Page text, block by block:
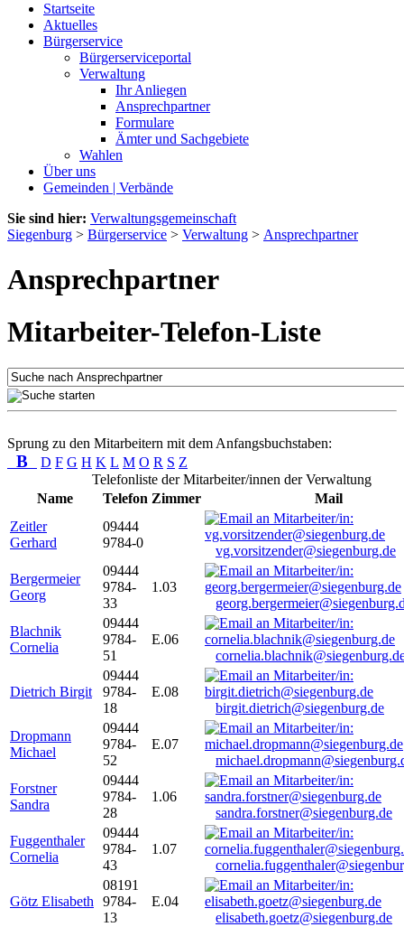
Startseite
Aktuelles
Bürgerservice
Bürgerserviceportal
Verwaltung
Ihr Anliegen
Ansprechpartner
Formulare
Ämter und Sachgebiete
Wahlen
Über uns
Gemeinden | Verbände
Sie sind hier: Verwaltungsgemeinschaft
Siegenburg > Bürgerservice > Verwaltung > Ansprechpartner
Ansprechpartner
Mitarbeiter-Telefon-Liste
Sprung zu den Mitarbeitern mit dem Anfangsbuchstaben:
B D F G H K L M O R S Z
Telefonliste der Mitarbeiter/innen der Verwaltung
Name
Telefon Zimmer
Mail
Zeitler
Gerhard
09444
9784-0
vg.vorsitzender@siegenburg.de
Bergermeier
Georg
09444
9784-
33
1.03
Blachnik
Cornelia
09444
9784-
51
E.06
Dietrich Birgit
09444
9784-
18
E.08
birgit.dietrich@siegenburg.de
Dropmann
Michael
09444
9784-
52
E.07
Forstner
Sandra
09444
9784-
28
1.06
sandra.forstner@siegenburg.de
Fuggenthaler
Cornelia
09444
9784-
43
1.07
Götz Elisabeth
08191
9784-
13
E.04
elisabeth.goetz@siegenburg.de